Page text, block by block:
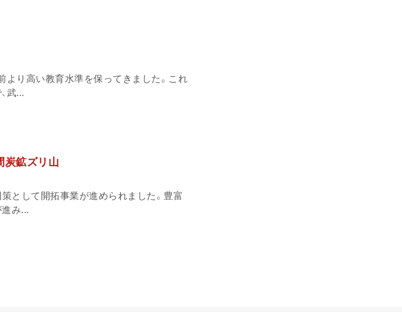
より高い教育水準を保ってきました。これ
武...
炭鉱ズリ山
として開拓事業が進められました。豊富
み...